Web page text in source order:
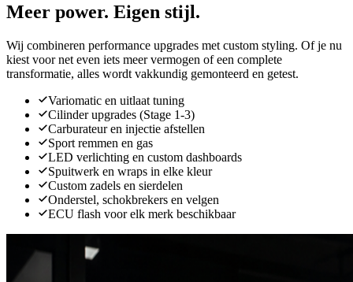
Meer power. Eigen stijl.
Wij combineren performance upgrades met custom styling. Of je nu
kiest voor net even iets meer vermogen of een complete
transformatie, alles wordt vakkundig gemonteerd en getest.
Variomatic en uitlaat tuning
Cilinder upgrades (Stage 1-3)
Carburateur en injectie afstellen
Sport remmen en gas
LED verlichting en custom dashboards
Spuitwerk en wraps in elke kleur
Custom zadels en sierdelen
Onderstel, schokbrekers en velgen
ECU flash voor elk merk beschikbaar